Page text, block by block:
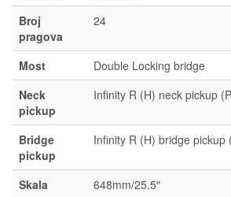
Broj
pragova
24
Most
Double Locking bridge
Neck
pickup
Infinity R (H) neck pickup
Bridge
pickup
Infinity R (H) bridge pickup
Skala 648mm/25.5″